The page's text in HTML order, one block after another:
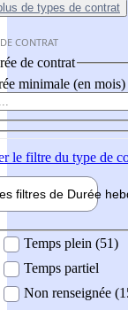
de types de contrat
CONTRAT
de contrat
minimale (en mois)
le filtre du type de
filtres de Durée
Temps plein (51)
Temps partiel
Non renseignée